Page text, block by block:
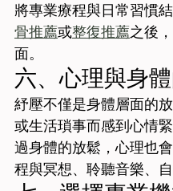
將專業療程與日常習慣
骨推薦或整復推薦之後
面。
六、心理與身
紓壓不僅是身體層面的
或生活瑣事而感到心情
過身體的放鬆，心理也
程與冥想、聆聽音樂、